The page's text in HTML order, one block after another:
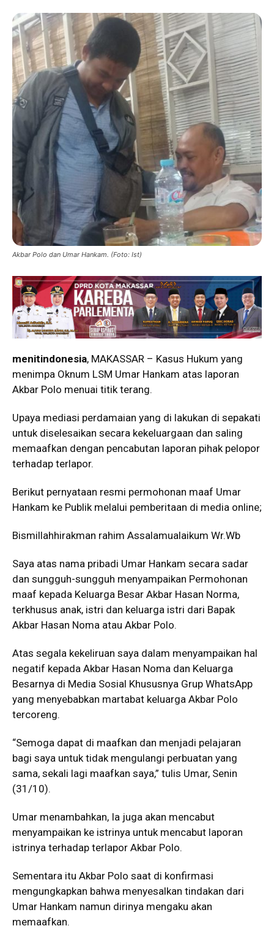
Akbar Polo dan Umar Hankam. (Foto: Ist)
menitindonesia, MAKASSAR – Kasus Hukum yang
menimpa Oknum LSM Umar Hankam atas laporan
Akbar Polo menuai titik terang.
Upaya mediasi perdamaian yang di lakukan di sepakati
untuk diselesaikan secara kekeluargaan dan saling
memaafkan dengan pencabutan laporan pihak pelopor
terhadap terlapor.
Berikut pernyataan resmi permohonan maaf Umar
Hankam ke Publik melalui pemberitaan di media online;
Bismillahhirakman rahim Assalamualaikum Wr.Wb
Saya atas nama pribadi Umar Hankam secara sadar
dan sungguh-sungguh menyampaikan Permohonan
maaf kepada Keluarga Besar Akbar Hasan Norma,
terkhusus anak, istri dan keluarga istri dari Bapak
Akbar Hasan Noma atau Akbar Polo.
Atas segala kekeliruan saya dalam menyampaikan hal
negatif kepada Akbar Hasan Noma dan Keluarga
Besarnya di Media Sosial Khususnya Grup WhatsApp
yang menyebabkan martabat keluarga Akbar Polo
tercoreng.
“Semoga dapat di maafkan dan menjadi pelajaran
bagi saya untuk tidak mengulangi perbuatan yang
sama, sekali lagi maafkan saya,” tulis Umar, Senin
(31/10).
Umar menambahkan, Ia juga akan mencabut
menyampaikan ke istrinya untuk mencabut laporan
istrinya terhadap terlapor Akbar Polo.
Sementara itu Akbar Polo saat di konfirmasi
mengungkapkan bahwa menyesalkan tindakan dari
Umar Hankam namun dirinya mengaku akan
memaafkan.